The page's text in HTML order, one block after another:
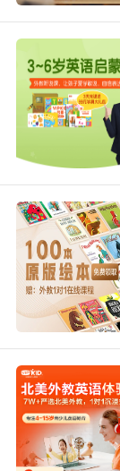
学习效率。
从而为后续
学习兴趣：
写学习法更
学习兴趣。
从而更加主
维能力：趣
握了英语知
言思维能力
了自己的语
力。 促进创
写学习法的
力和创造
节。这种学
还培养了他
写学习法的
词缩写学习
些成功的应
某小学的英
学习法，将